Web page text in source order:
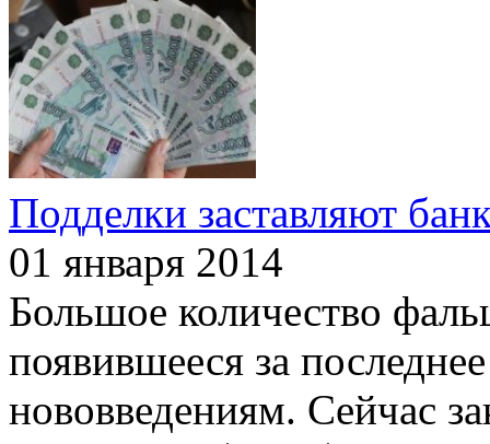
Подделки заставляют
01 января 2014
Большое количество
появившееся за
нововведениям. Сейчас